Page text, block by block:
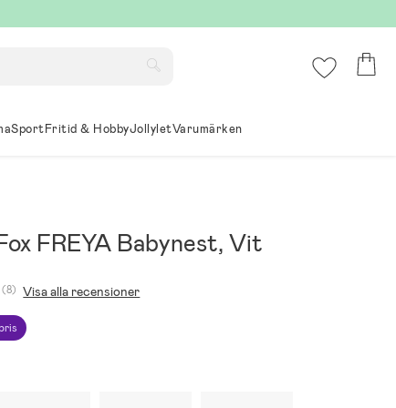
SportFritid & HobbyJollyletVarumärken
FREYA Babynest, Vit
(8) Visa alla recensioner